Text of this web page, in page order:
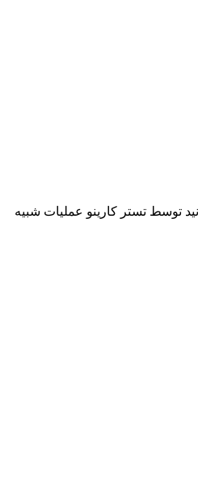
توسط تستر کارینو عملیات شبیه